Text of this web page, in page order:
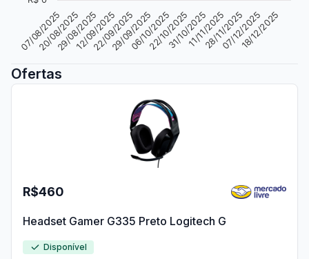
07/08/2025
20/08/2025
29/08/2025
12/09/2025
22/09/2025
29/09/2025
06/10/2025
22/10/2025
31/10/2025
11/11/2025
28/11/2025
07/12/2025
18/12/2025
Ofertas
R$460
Headset Gamer G335 Preto Logitech G
Disponível